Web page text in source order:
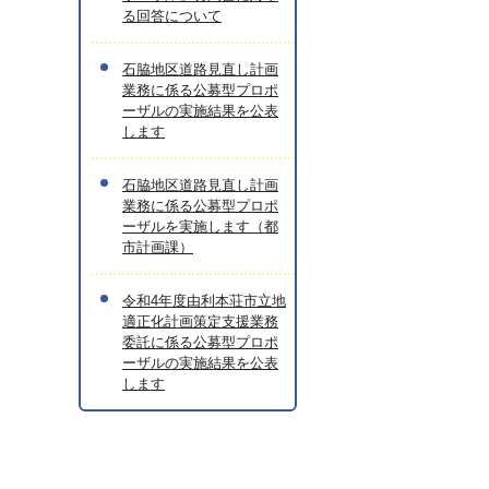
る回答について
石脇地区道路見直し計画
業務に係る公募型プロポ
ーザルの実施結果を公表
します
石脇地区道路見直し計画
業務に係る公募型プロポ
ーザルを実施します（都
市計画課）
令和4年度由利本荘市立地
適正化計画策定支援業務
委託に係る公募型プロポ
ーザルの実施結果を公表
します